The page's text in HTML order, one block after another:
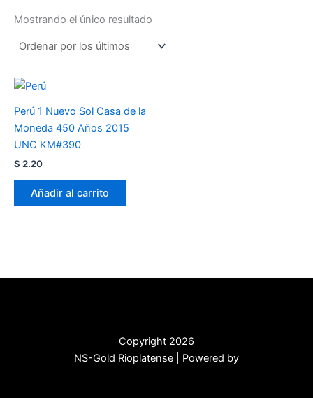
Mostrando el único resultado
Perú 1 Nuevo Sol Casa de la
Moneda 450 Años 2015
UNC KM#390
$ 2.20
Añadir al carrito
Copyright 2026
NS-Gold Rioplatense | Powered by